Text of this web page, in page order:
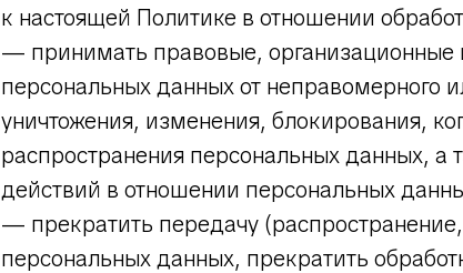
к настоящей Политике в отношении
— принимать правовые,
персональных данных от неправомерного
уничтожения, изменения, блокирования,
распространения персональных данных,
действий в отношении персональных
— прекратить передачу
персональных данных, прекратить